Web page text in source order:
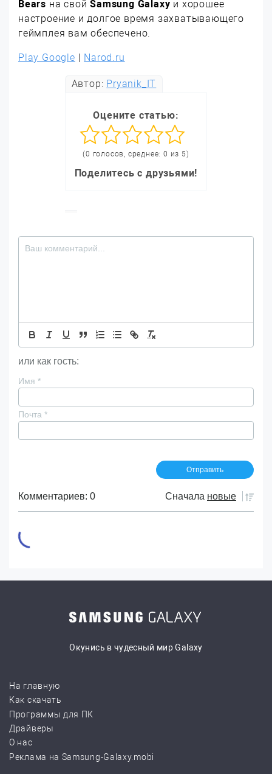
Bears на свойSamsung Galaxy и хорошее
настроение и долгое время захватывающего
геймплея вам обеспечено.
Play Google | Narod.ru
Автор: Pryanik_IT
Оцените статью:
(0 голосов, среднее: 0 из 5)
Поделитесь с друзьями!
или как гость:
Имя *
Почта *
Комментариев: 0 Сначала новые
Окунись в чудесный мир Galaxy
На главную
Как скачать
Программы для ПК
Драйверы
О нас
Реклама на Samsung-Galaxy.mobi